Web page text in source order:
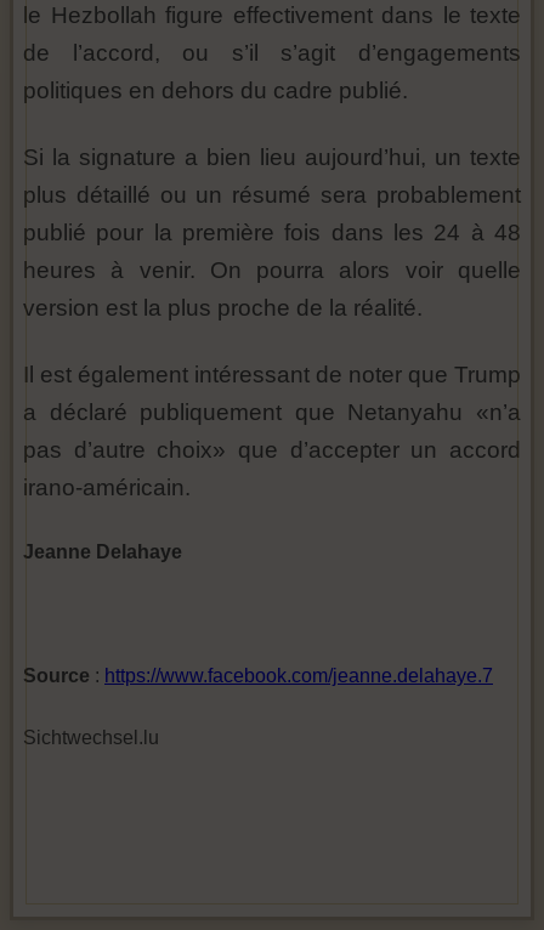
le Hezbollah figure effectivement dans le texte
de l’accord, ou s’il s’agit d’engagements
politiques en dehors du cadre publié.
Si la signature a bien lieu aujourd’hui, un texte
plus détaillé ou un résumé sera probablement
publié pour la première fois dans les 24 à 48
heures à venir. On pourra alors voir quelle
version est la plus proche de la réalité.
Il est également intéressant de noter que Trump
a déclaré publiquement que Netanyahu «n’a
pas d’autre choix» que d’accepter un accord
irano-américain.
Jeanne Delahaye
Source : https://www.facebook.com/jeanne.delahaye.7
Sichtwechsel.lu